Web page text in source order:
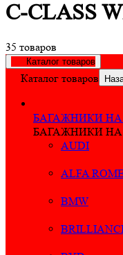
C-CLASS
35 товаров
Каталог товаров
Каталог товаров
БАГАЖНИКИ
БАГАЖНИКИ
AUDI
ALFA
BMW